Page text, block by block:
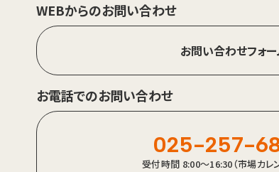
WEBからのお問い合わせ
お問い合わせフォ
お電話でのお問い合わせ
025-257-
受付時間 8:00～16:30（市場カレ